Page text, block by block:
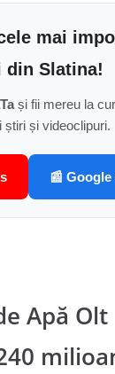
mai
din Slatina!
și fii mereu la
știri și videoclipuri.
📰 Google
Apă Olt